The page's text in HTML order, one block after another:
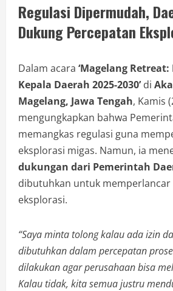
Regulasi Dipermudah,
Dukung Percepatan
Dalam acara ‘Magelang
Kepala Daerah 2025-2030’di
Magelang, Jawa Tengah, Kamis
mengungkapkan bahwa
memangkas regulasi guna
eksplorasi migas. Namun, ia
dukungan dari Pemerintah
dibutuhkan untuk
eksplorasi.
“Saya minta tolong kalau ada izin
dibutuhkan dalam percepatan
dilakukan agar perusahaan bisa
Kalau tidak, kita semua justru